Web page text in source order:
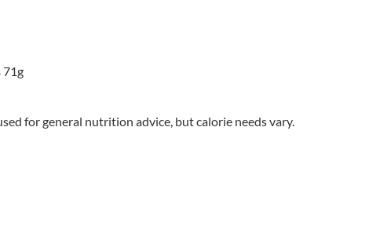
71g
for general nutrition advice, but calorie needs vary.